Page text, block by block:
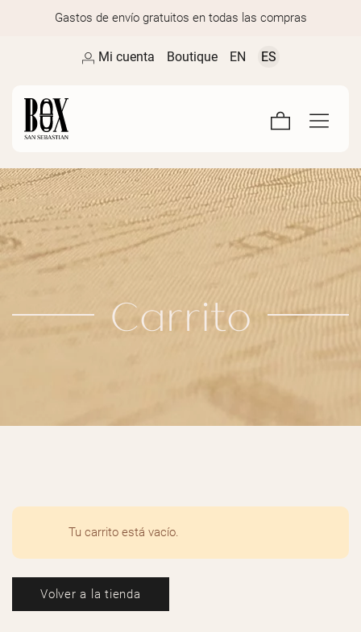
Gastos de envío gratuitos en todas las compras
Mi cuenta Boutique EN ES
Carrito
Tu carrito está vacío.
Volver a la tienda